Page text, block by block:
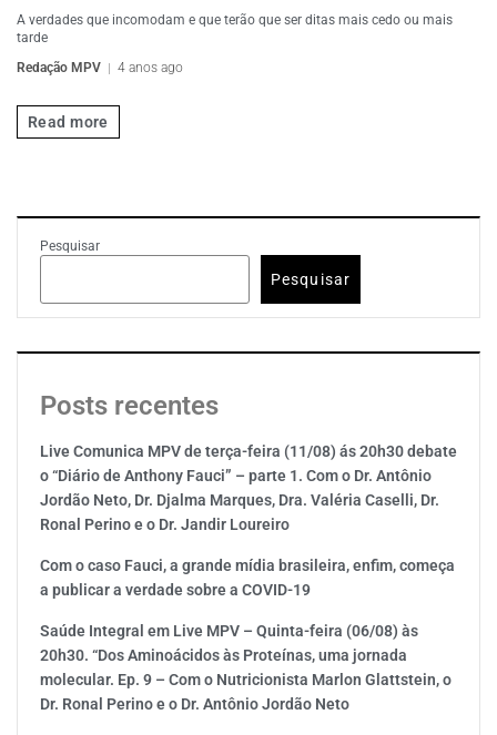
A verdades que incomodam e que terão que ser ditas mais cedo ou mais
tarde
Redação MPV
4 anos ago
Read more
Pesquisar
Pesquisar
Posts recentes
Live Comunica MPV de terça-feira (11/08) ás 20h30 debate
o “Diário de Anthony Fauci” – parte 1. Com o Dr. Antônio
Jordão Neto, Dr. Djalma Marques, Dra. Valéria Caselli, Dr.
Ronal Perino e o Dr. Jandir Loureiro
Com o caso Fauci, a grande mídia brasileira, enfim, começa
a publicar a verdade sobre a COVID-19
Saúde Integral em Live MPV – Quinta-feira (06/08) às
20h30. “Dos Aminoácidos às Proteínas, uma jornada
molecular. Ep. 9 – Com o Nutricionista Marlon Glattstein, o
Dr. Ronal Perino e o Dr. Antônio Jordão Neto